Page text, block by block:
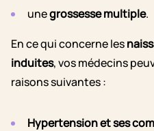
unegrossesse multiple.
En ce qui concerne les
induites, vos médecins
raisons suivantes :
Hypertension et ses